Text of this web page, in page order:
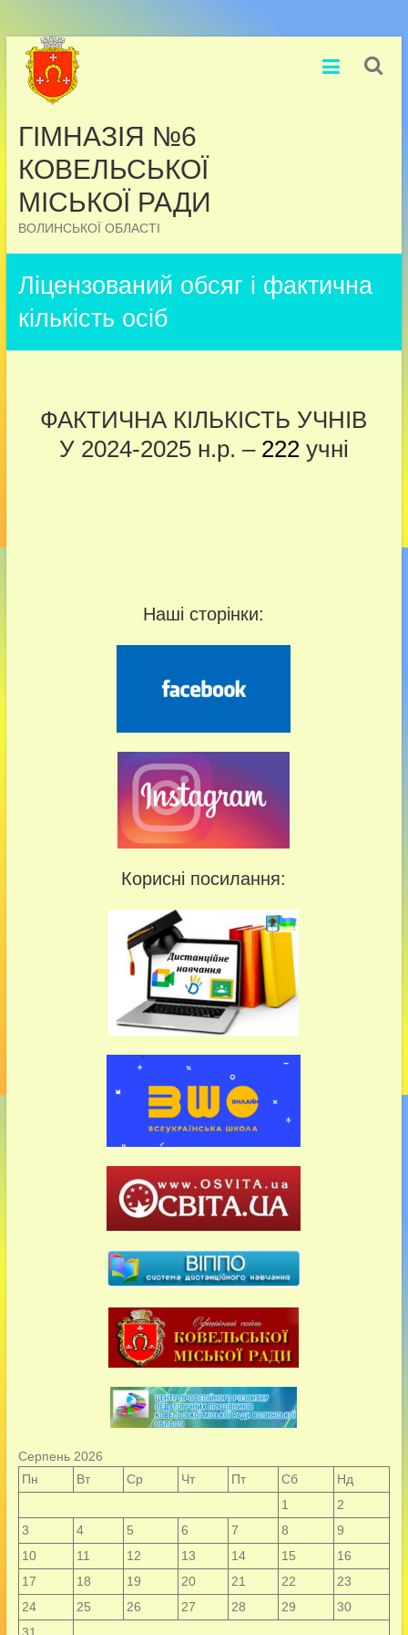
Перейти
вмісту
ГІМНАЗІЯ №6
КОВЕЛЬСЬКОЇ
МІСЬКОЇ РАДИ
ВОЛИНСЬКОЇ ОБЛАСТІ
Ліцензований обсяг і фактична
кількість осіб
ФАКТИЧНА КІЛЬКІСТЬ УЧНІВ
У 2024-2025 н.р. – 222учні
Наші сторінки:
Корисні посилання:
Серпень 2026
Пн
Вт Ср Чт Пт Сб
Нд
1
2
3
4 5 6 7 8
9
10
11 12 13 14 15
16
17
18 19 20 21 22
23
24
25 26 27 28 29
30
31